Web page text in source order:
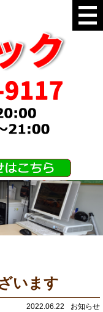
います
2022.06.22 お知らせ